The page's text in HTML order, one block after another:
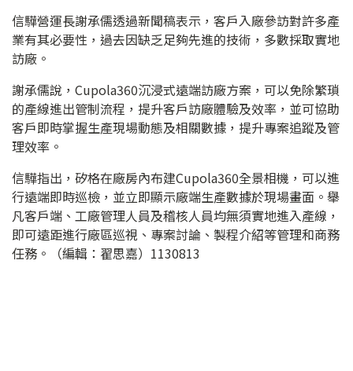
信驊營運長謝承儒透過新聞稿表示，客戶入廠參訪對許多產
業有其必要性，過去因缺乏足夠先進的技術，多數採取實地
訪廠。
謝承儒說，Cupola360沉浸式遠端訪廠方案，可以免除繁瑣
的產線進出管制流程，提升客戶訪廠體驗及效率，並可協助
客戶即時掌握生產現場動態及相關數據，提升專案追蹤及管
理效率。
信驊指出，矽格在廠房內布建Cupola360全景相機，可以進
行遠端即時巡檢，並立即顯示廠端生產數據於現場畫面。舉
凡客戶端、工廠管理人員及稽核人員均無須實地進入產線，
即可遠距進行廠區巡視、專案討論、製程介紹等管理和商務
任務。（編輯：翟思嘉）1130813